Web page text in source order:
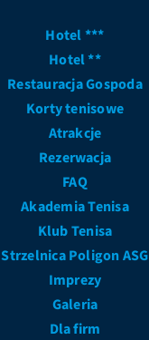
Hotel ***
Hotel **
Restauracja Gospoda
Korty tenisowe
Atrakcje
Rezerwacja
FAQ
Akademia Tenisa
Klub Tenisa
Strzelnica Poligon ASG
Imprezy
Galeria
Dla firm